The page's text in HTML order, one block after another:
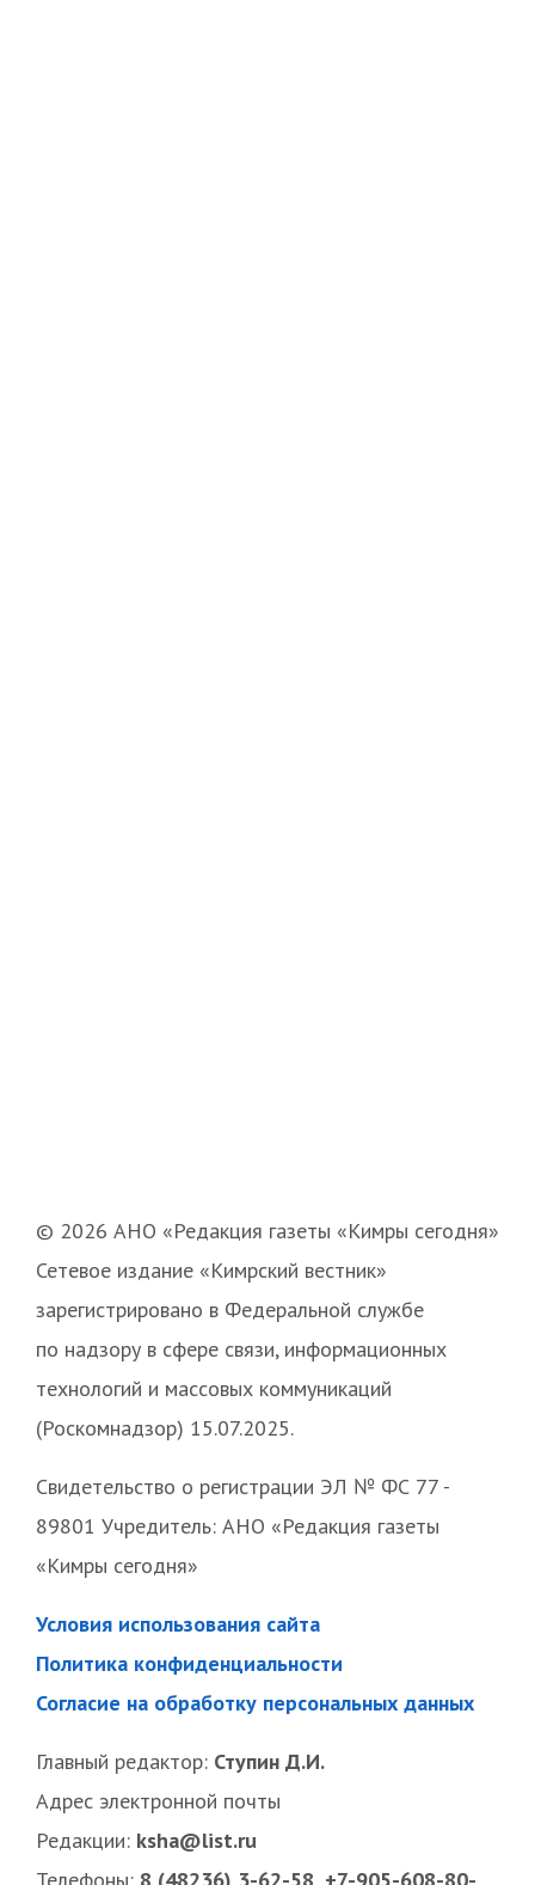
© 2026 АНО «Редакция газеты «Кимры сегодня»
Сетевое издание «Кимрский вестник»
зарегистрировано в Федеральной службе
по надзору в сфере связи, информационных
технологий и массовых коммуникаций
(Роскомнадзор) 15.07.2025.
Свидетельство о регистрации ЭЛ № ФС 77 -
89801 Учредитель: АНО «Редакция газеты
«Кимры сегодня»
Условия использования сайта
Политика конфиденциальности
Согласие на обработку персональных данных
Главный редактор: Ступин Д.И.
Адрес электронной почты
Редакции: ksha@list.ru